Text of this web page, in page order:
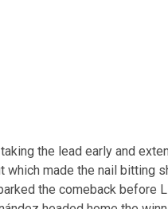
the lead early and
made the nail bitting
the comeback before